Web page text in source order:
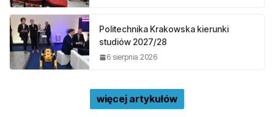
Politechnika Krakowska kierunki
studiów 2027/28
6 sierpnia 2026
więcej artykułów